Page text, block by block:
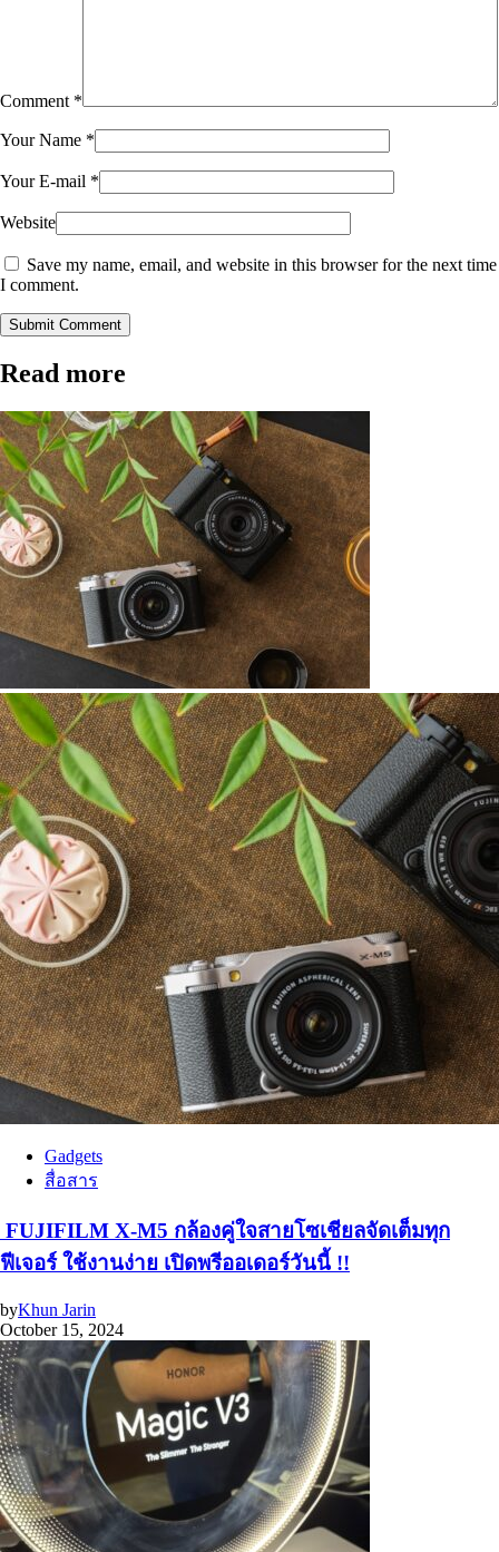
Comment *
Your Name *
Your E-mail *
Website
Save my name, email, and website in this browser for the next time
I comment.
Submit Comment
Read more
Gadgets
สื่อสาร
FUJIFILM X-M5 กล้องคู่ใจสายโซเชียลจัดเต็มทุก
ฟีเจอร์ ใช้งานง่าย เปิดพรีออเดอร์วันนี้ !!
byKhun Jarin
October 15, 2024